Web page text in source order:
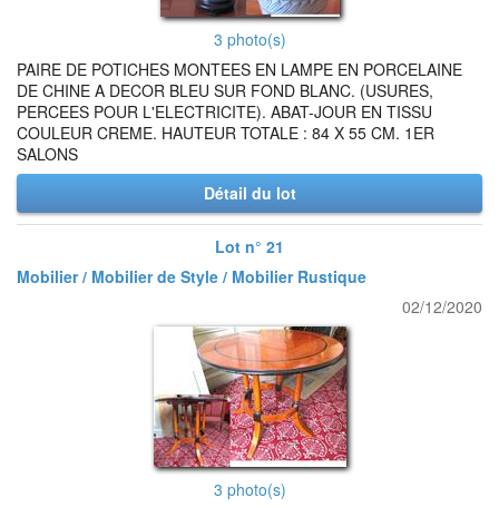
3 photo(s)
PAIRE DE POTICHES MONTEES EN LAMPE EN PORCELAINE
DE CHINE A DECOR BLEU SUR FOND BLANC. (USURES,
PERCEES POUR L'ELECTRICITE). ABAT-JOUR EN TISSU
COULEUR CREME. HAUTEUR TOTALE : 84 X 55 CM. 1ER
SALONS
Détail du lot
Lot n° 21
Mobilier / Mobilier de Style / Mobilier Rustique
02/12/2020
3 photo(s)